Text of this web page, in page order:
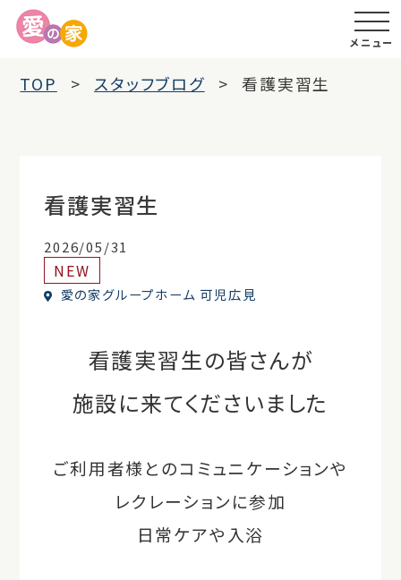
メニュー
TOP スタッフブログ 看護実習生
看護実習生
2026/05/31
NEW
愛の家グループホーム 可児広見
看護実習生の皆さんが
施設に来てくださいました
ご利用者様とのコミュニケーションや
レクレーションに参加
日常ケアや入浴